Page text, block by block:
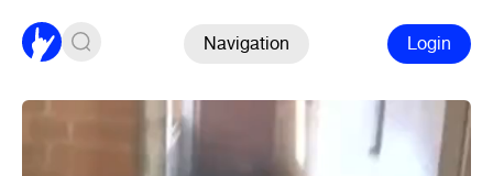
Navigation Login